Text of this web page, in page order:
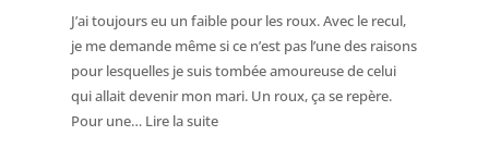
tôt,
ce
médecin
s’occupait
de
J’ai toujours eu un faible pour les roux. Avec le recul,
je me demande même si ce n’est pas l’une des raisons
pour lesquelles je suis tombée amoureuse de celui
qui allait devenir mon mari. Un roux, ça se repère.
Pour une… Lire la suite: